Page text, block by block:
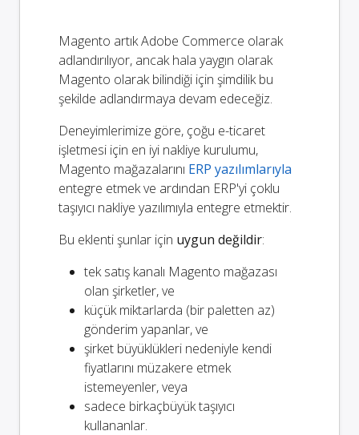
Magento artık Adobe Commerce olarak
adlandırılıyor, ancak hala yaygın olarak
Magento olarak bilindiği için şimdilik bu
şekilde adlandırmaya devam edeceğiz.
Deneyimlerimize göre, çoğu e-ticaret
işletmesi için en iyi nakliye kurulumu,
Magento mağazalarını ERP yazılımlarıyla
entegre etmek ve ardından ERP'yi çoklu
taşıyıcı nakliye yazılımıyla entegre etmektir.
Bu eklenti şunlar için uygun değildir:
tek satış kanalı Magento mağazası
olan şirketler, ve
küçük miktarlarda (bir paletten az)
gönderim yapanlar, ve
şirket büyüklükleri nedeniyle kendi
fiyatlarını müzakere etmek
istemeyenler, veya
sadece birkaçbüyük taşıyıcı
kullananlar.